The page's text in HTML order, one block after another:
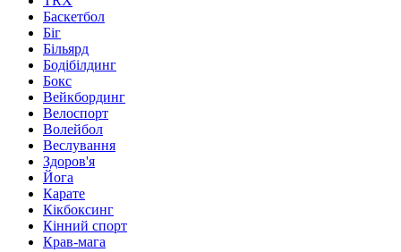
Баскетбол
Біг
Більярд
Бодібілдинг
Бокс
Вейкбординг
Велоспорт
Волейбол
Веслування
Здоров'я
Йога
Карате
Кікбоксинг
Кінний спорт
Крав-мага